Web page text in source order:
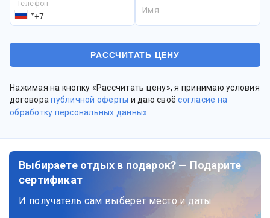
Телефон
Имя
Нажимая на кнопку «Рассчитать цену», я принимаю условия
договорапубличной оферты и даю своёсогласие на
обработку персональных данных
Выбираете отдых в подарок? — Подарите
сертификат
И получатель сам выберет место и даты